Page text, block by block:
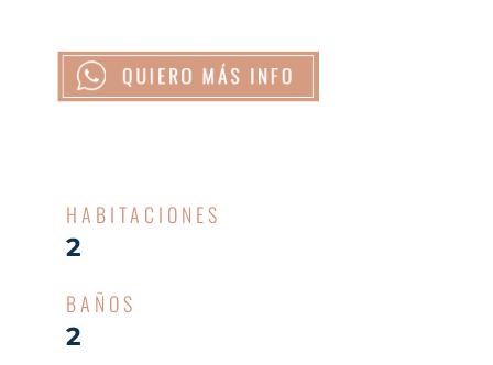
HABITACIONES
2
BAÑOS
2